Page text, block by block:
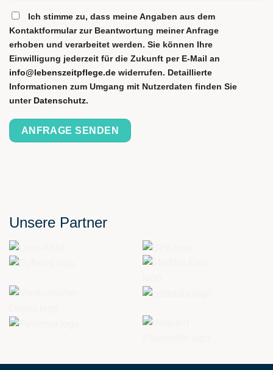
Ich stimme zu, dass meine Angaben aus dem
Kontaktformular zur Beantwortung meiner Anfrage
erhoben und verarbeitet werden. Sie können Ihre
Einwilligung jederzeit für die Zukunft per E-Mail an
info@lebenszeitpflege.de widerrufen. Detaillierte
Informationen zum Umgang mit Nutzerdaten finden Sie
unter Datenschutz.
Please
leave
Unsere Partner